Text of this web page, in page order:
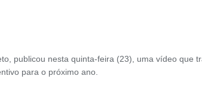
publicou nesta quinta-feira (23), uma vídeo que
para o próximo ano.